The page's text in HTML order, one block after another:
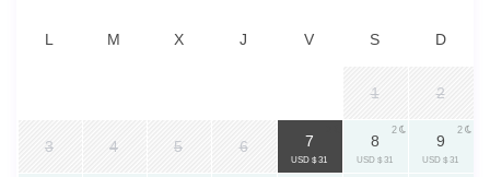
L M X J V S D
1 2
3 4 5 6 7
USD $ 31
8
USD $ 31
2
9
USD $ 31
2